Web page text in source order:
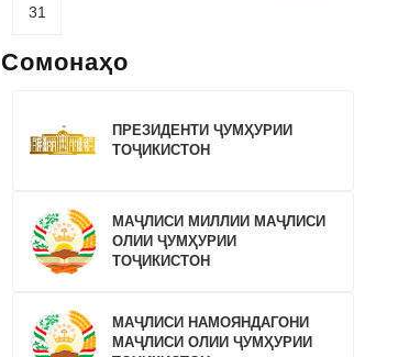
31
Сомонаҳо
ПРЕЗИДЕНТИ ҶУМҲУРИИ
ТОҶИКИСТОН
МАҶЛИСИ МИЛЛИИ МАҶЛИСИ
ОЛИИ ҶУМҲУРИИ
ТОҶИКИСТОН
МАҶЛИСИ НАМОЯНДАГОНИ
МАҶЛИСИ ОЛИИ ҶУМҲУРИИ